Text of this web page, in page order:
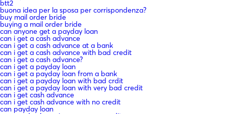
btt2
buona idea per la sposa per corrispondenza?
buy mail order bride
buying a mail order bride
can anyone get a payday loan
can i get a cash advance
can i get a cash advance at a bank
can i get a cash advance with bad credit
can i get a cash advance?
can i get a payday loan
can i get a payday loan from a bank
can i get a payday loan with bad crdit
can i get a payday loan with very bad credit
can i get cash advance
can i get cash advance with no credit
can payday loan